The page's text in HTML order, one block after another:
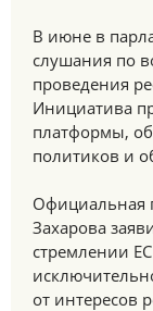
В июне в
слушания по
проведения
Инициатива
платформы,
политиков и
Официальная
Захарова
стремлении
от интересов